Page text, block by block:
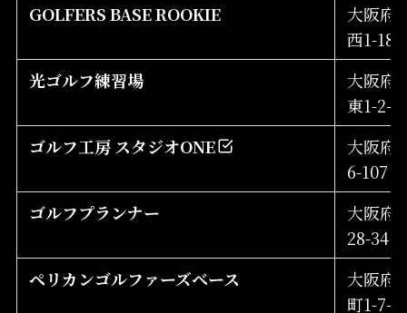
GOLFERS BASE ROOKIE
大阪府
西1-18-
光ゴルフ練習場
大阪府
東1-2-
ゴルフ工房 スタジオONE
大阪府
6-107
ゴルフプランナー
大阪府
28-34
ペリカンゴルファーズベース
大阪府
町1-7-